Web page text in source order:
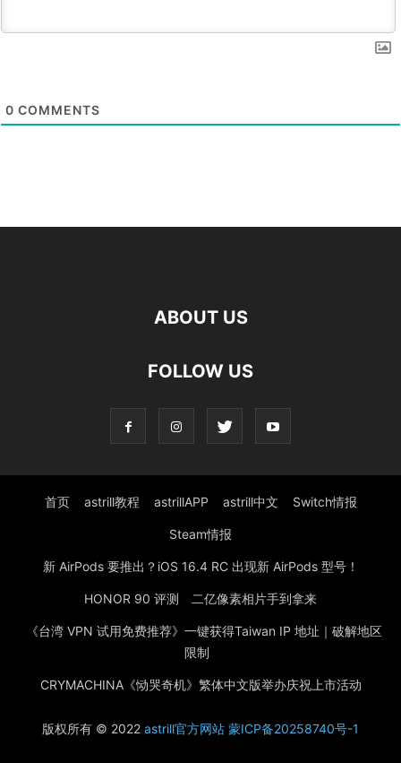
0 COMMENTS
ABOUT US
FOLLOW US
首页 astrill教程 astrillAPP astrill中文 Switch情报
Steam情报
新 AirPods 要推出？iOS 16.4 RC 出现新 AirPods 型号！
HONOR 90 评测 二亿像素相片手到拿来
《台湾 VPN 试用免费推荐》一键获得Taiwan IP 地址｜破解地区
限制
CRYMACHINA《恸哭奇机》繁体中文版举办庆祝上市活动
版权所有 © 2022 astrill官方网站 蒙ICP备20258740号-1